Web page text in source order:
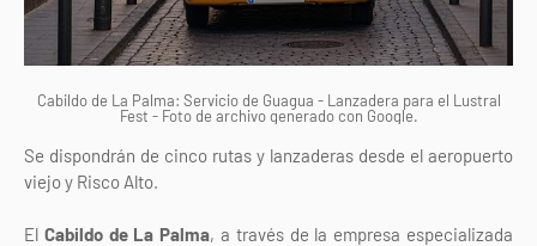
Cabildo de La Palma: Servicio de Guagua - Lanzadera para el Lustral
Fest - Foto de archivo generado con Google.
Se dispondrán de cinco rutas y lanzaderas desde el aeropuerto
viejo y Risco Alto.
El Cabildo de La Palma, a través de la empresa especializada